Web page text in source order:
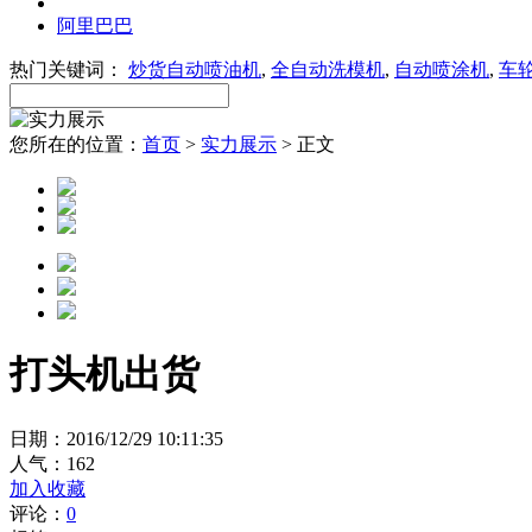
阿里巴巴
热门关键词： 炒货自动喷油机, 全自动洗模机, 自动喷涂机, 车
您所在的位置： 首页 > 实力展示 > 正文
打头机出货
日期：2016/12/29 10:11:35
人气： 162
加入收藏
评论： 0